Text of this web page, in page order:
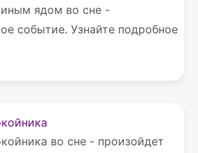
ядом во сне -
событие. Узнайте подробное
во сне - произойдет